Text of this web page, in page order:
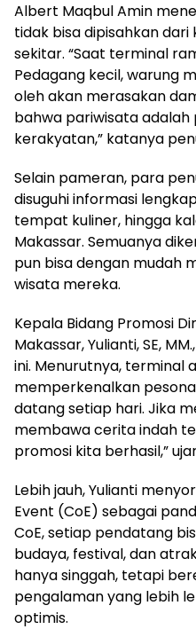
Albert Maqbul Amin
tidak bisa dipisahkan
sekitar. “Saat terminal
Pedagang kecil, warung
oleh akan merasakan
bahwa pariwisata
kerakyatan,” katanya
Selain pameran, para
disuguhi informasi
tempat kuliner, hingga
Makassar. Semuanya
pun bisa dengan mudah
wisata mereka.
Kepala Bidang Promosi
Makassar, Yulianti, SE,
ini. Menurutnya, terminal
memperkenalkan
datang setiap hari. Jika
membawa cerita indah
promosi kita berhasil,”
Lebih jauh, Yulianti
Event (CoE) sebagai
CoE, setiap pendatang
budaya, festival, dan
hanya singgah, tetapi
pengalaman yang lebih
optimis.